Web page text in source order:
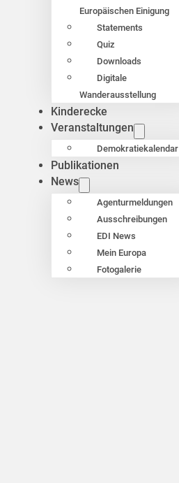
Europäischen Einigung
Statements
Quiz
Downloads
Digitale
Wanderausstellung
Kinderecke
Veranstaltungen
Demokratiekalendar
Publikationen
News
Agenturmeldungen
Ausschreibungen
EDI News
Mein Europa
Fotogalerie